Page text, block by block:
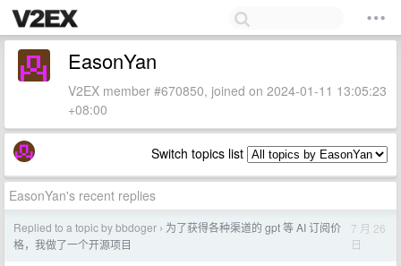
EasonYan
V2EX member #670850, joined on 2024-01-11 13:05:23
+08:00
Switch topics list
EasonYan's recent replies
Replied to a topic by bbdoger › 为了获得各种渠道的 gpt 等 AI 订阅价
格，我做了一个开源项目
7 月 26
日